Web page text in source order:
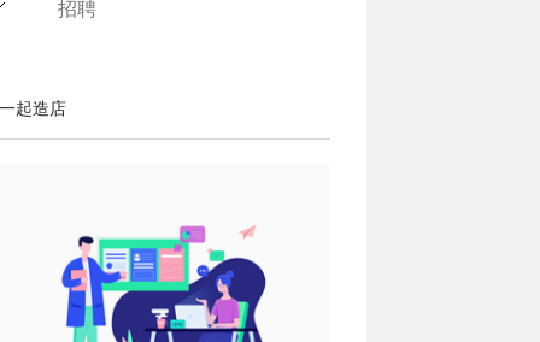
招聘
起造店